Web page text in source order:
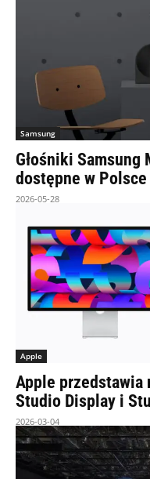
Samsung
Głośniki
dostępne w Polsce
2026-05-28
Apple
Apple przedstawia
Studio Display i
2026-03-04